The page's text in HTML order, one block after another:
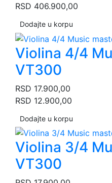
RSD 406.900,00
Dodajte u korpu
Violina 4/4
VT300
RSD 17.900,00
RSD 12.900,00
Dodajte u korpu
Violina 3/4
VT300